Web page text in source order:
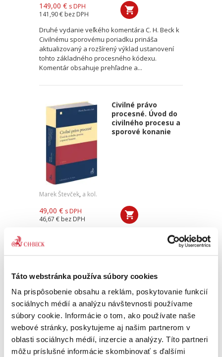
Táto webstránka používa súbory cookies
Na prispôsobenie obsahu a reklám, poskytovanie funkcií
sociálnych médií a analýzu návštevnosti používame
súbory cookie. Informácie o tom, ako používate naše
webové stránky, poskytujeme aj našim partnerom v
oblasti sociálnych médií, inzercie a analýzy. Títo partneri
môžu príslušné informácie skombinovať s ďalšími
149,00 € s DPH
141,90 € bez DPH
Druhé vydanie veľkého komentára C. H. Beck k
Civilnému sporovému poriadku prináša
aktualizovaný a rozšírený výklad ustanovení
tohto základného procesného kódexu.
Komentár obsahuje prehľadne a...
Civilné právo
procesné. Úvod do
civilného procesu a
sporové konanie
Marek Števček, a kol.
49,00 € s DPH
46,67 € bez DPH
Predkladaná publikácia predstavuje prvý diel
komplexnej učebnice slovenského civilného
procesu. Učebnica tematicky pokrýva dve časti,
konanie. Učebnicu...
Občiansky zákonník
I a II. zväzok.
Komentár. 2.
vydanie
2. VYDANIE